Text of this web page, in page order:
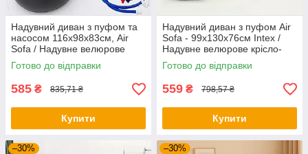
Надувний диван з пуфом та
насосом 116х98х83см, Air
Sofa / Надувне велюрове
крісло для відпочинку
Готово до відправки
585 ₴ 835,71 ₴
Купити
Надувний диван з пуфом Air
Sofa - 99х130х76см Intex /
Надувне велюрове крісло-
диван з пуфиком
Готово до відправки
559 ₴ 798,57 ₴
Купити
–30% –30%